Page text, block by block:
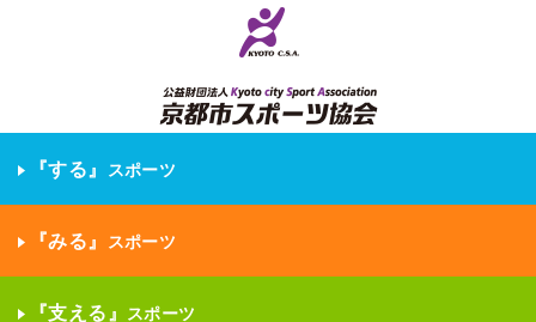
『する』 スポーツ
『みる』 スポーツ
『支える』 スポーツ